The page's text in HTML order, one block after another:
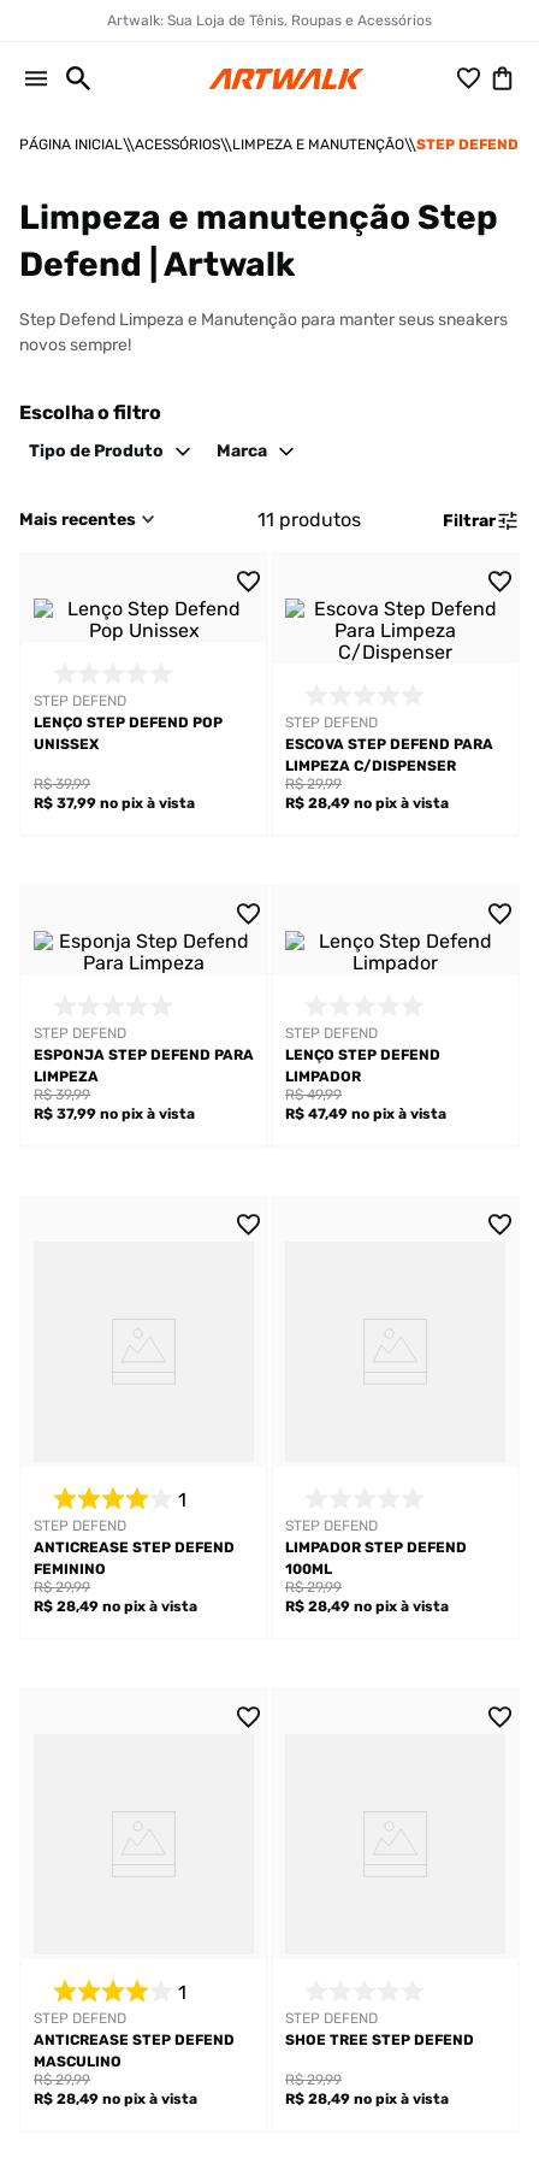
Artwalk: Sua Loja de Tênis, Roupas e Acessórios
ACESSÓRIOS LIMPEZA E MANUTENÇÃO STEP DEFEND
Limpeza e manutenção Step
Defend | Artwalk
Step Defend Limpeza e Manutenção para manter seus sneakers
novos sempre!
Escolha o filtro
Tipo de Produto Marca
Mais recentes 11 produtos Filtrar
STEP DEFEND
LENÇO STEP DEFEND POP
UNISSEX
R$ 37,99 no pix à vista
R$ 39,99
STEP DEFEND
ESCOVA STEP DEFEND PARA
LIMPEZA C/DISPENSER
R$ 28,49 no pix à vista
R$ 29,99
STEP DEFEND
ESPONJA STEP DEFEND PARA
LIMPEZA
R$ 37,99 no pix à vista
R$ 39,99
STEP DEFEND
LENÇO STEP DEFEND
LIMPADOR
R$ 47,49 no pix à vista
R$ 49,99
STEP DEFEND
1
ANTICREASE STEP DEFEND
FEMININO
R$ 28,49 no pix à vista
R$ 29,99
STEP DEFEND
LIMPADOR STEP DEFEND
100ML
R$ 28,49 no pix à vista
R$ 29,99
STEP DEFEND
1
ANTICREASE STEP DEFEND
MASCULINO
R$ 28,49 no pix à vista
R$ 29,99
STEP DEFEND
SHOE TREE STEP DEFEND
R$ 28,49 no pix à vista
R$ 29,99